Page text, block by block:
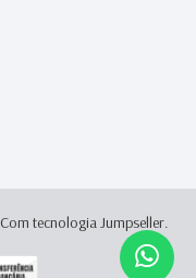
Com tecnologia Jumpseller.